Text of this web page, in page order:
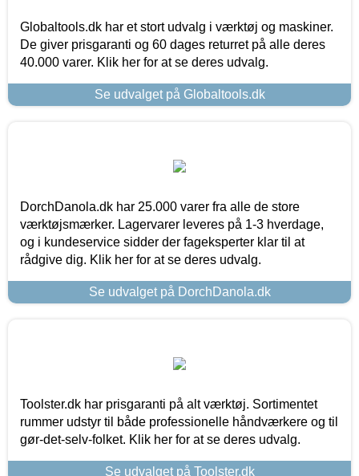
Globaltools.dk har et stort udvalg i værktøj og maskiner.
De giver prisgaranti og 60 dages returret på alle deres
40.000 varer. Klik her for at se deres udvalg.
Se udvalget på Globaltools.dk
DorchDanola.dk har 25.000 varer fra alle de store
værktøjsmærker. Lagervarer leveres på 1-3 hverdage,
og i kundeservice sidder der fageksperter klar til at
rådgive dig. Klik her for at se deres udvalg.
Se udvalget på DorchDanola.dk
Toolster.dk har prisgaranti på alt værktøj. Sortimentet
rummer udstyr til både professionelle håndværkere og til
gør-det-selv-folket. Klik her for at se deres udvalg.
Se udvalget på Toolster.dk